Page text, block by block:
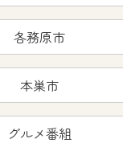
各務原市
本巣市
グルメ番組